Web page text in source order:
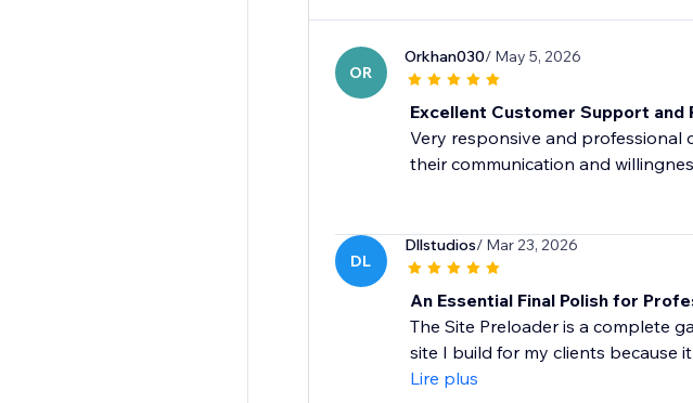
OR
Orkhan030/ May 5, 2026
Excellent Customer Support and
Very responsive and professional
their communication and
DL
Dllstudios/ Mar 23, 2026
An Essential Final Polish for
The Site Preloader is a complete
site I build for my clients because
Lire plus